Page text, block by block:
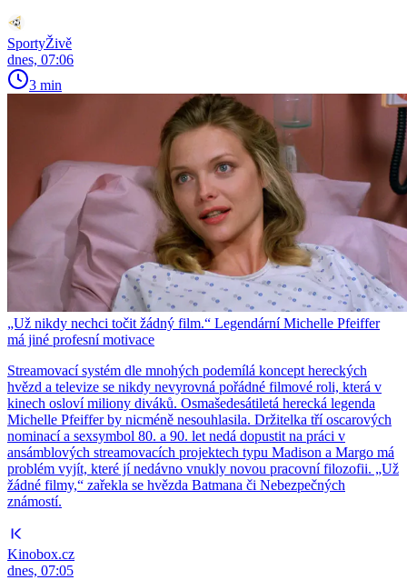
SportyŽivě
dnes, 07:06
3 min
„Už nikdy nechci točit žádný film.“ Legendární Michelle Pfeiffer
má jiné profesní motivace
Streamovací systém dle mnohých podemílá koncept hereckých
hvězd a televize se nikdy nevyrovná pořádné filmové roli, která v
kinech osloví miliony diváků. Osmašedesátiletá herecká legenda
Michelle Pfeiffer by nicméně nesouhlasila. Držitelka tří oscarových
nominací a sexsymbol 80. a 90. let nedá dopustit na práci v
ansámblových streamovacích projektech typu Madison a Margo má
problém vyjít, které jí nedávno vnukly novou pracovní filozofii. „Už
žádné filmy,“ zařekla se hvězda Batmana či Nebezpečných
známostí.
Kinobox.cz
dnes, 07:05